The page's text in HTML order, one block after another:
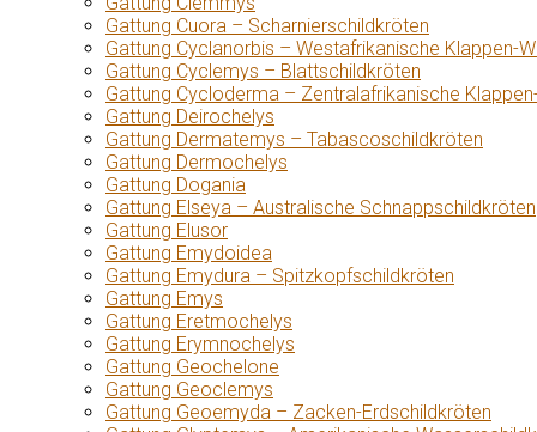
Gattung Cuora – Scharnierschildkröten
Gattung Cyclanorbis – Westafrikanische Klappen-
Gattung Cyclemys – Blattschildkröten
Gattung Cycloderma – Zentralafrikanische
Gattung Deirochelys
Gattung Dermatemys – Tabascoschildkröten
Gattung Dermochelys
Gattung Dogania
Gattung Elseya – Australische Schnappschildkröten
Gattung Elusor
Gattung Emydoidea
Gattung Emydura – Spitzkopfschildkröten
Gattung Emys
Gattung Eretmochelys
Gattung Erymnochelys
Gattung Geochelone
Gattung Geoclemys
Gattung Geoemyda – Zacken-Erdschildkröten